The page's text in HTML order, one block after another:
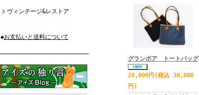
ヴィンテージ&レストア
◆お支払いと送料について
グランボア トートバッグ
28,000円 (税込 30,800
円)